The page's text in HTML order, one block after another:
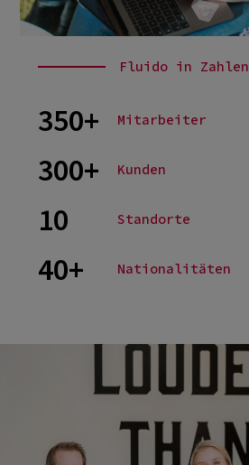
Fluido in Zahlen
350+ Mitarbeiter
300+ Kunden
10 Standorte
40+ Nationalitäten